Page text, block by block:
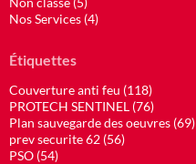
Nos Services (4)
Étiquettes
Couverture anti feu (118)
PROTECH SENTINEL (76)
Plan sauvegarde des oeuvres (69)
prev securite 62 (56)
PSO (54)